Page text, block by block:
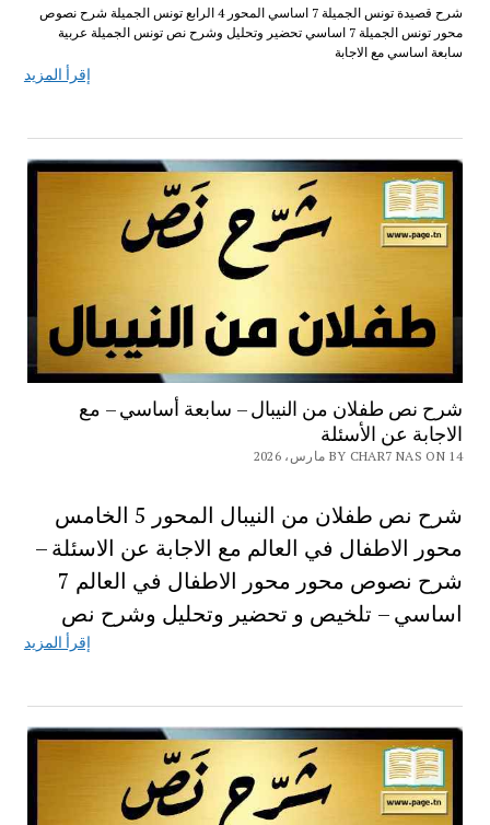
شرح قصيدة تونس الجميلة 7 اساسي المحور 4 الرابع تونس الجميلة شرح نصوص
محور تونس الجميلة 7 اساسي تحضير وتحليل وشرح نص تونس الجميلة عربية
سابعة اساسي مع الاجابة
إقرأ المزيد
شرح نص طفلان من النيبال – سابعة أساسي – مع
الاجابة عن الأسئلة
BY CHAR7 NAS ON 14 مارس، 2026
شرح نص طفلان من النيبال المحور 5 الخامس
محور الاطفال في العالم مع الاجابة عن الاسئلة –
شرح نصوص محور محور الاطفال في العالم 7
اساسي – تلخيص و تحضير وتحليل وشرح نص
إقرأ المزيد